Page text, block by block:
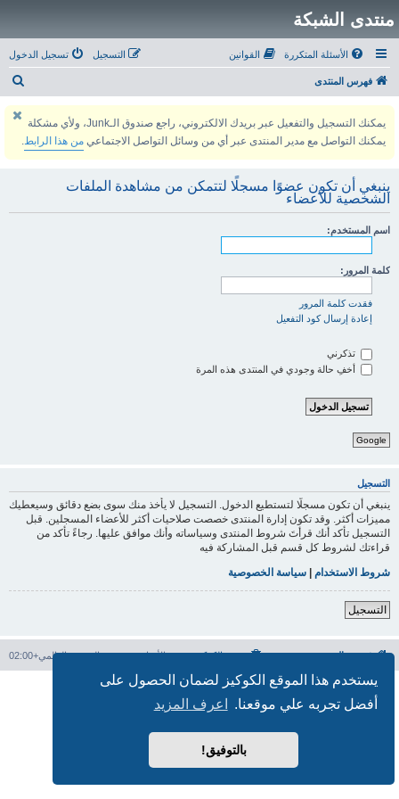
يستخدم هذا الموقع الكوكيز لضمان الحصول على
أفضل تجربه علي موقعنا.
اعرف المزيد
بالتوفيق!
منتدى الشبكة
الأسئلة المتكررة القوانين تسجيل الدخول التسجيل
فهرس المنتدى
يمكنك التسجيل والتفعيل عبر بريدك الالكتروني، راجع صندوق الـJunk، ولأي مشكلة
يمكنك التواصل مع مدير المنتدى عبر أي من وسائل التواصل الاجتماعي من هذا الرابط.
ينبغي أن تكون عضوًا مسجلًا لتتمكن من مشاهدة الملفات
الشخصية للأعضاء
اسم المستخدم:
كلمة المرور:
فقدت كلمة المرور
إعادة إرسال كود التفعيل
تذكرني
أخفِ حالة وجودي في المنتدى هذه المرة
Google
التسجيل
ينبغي أن تكون مسجلًا لتستطيع الدخول. التسجيل لا يأخذ منك سوى بضع دقائق وسيعطيك
مميزات أكثر. وقد تكون إدارة المنتدى خصصت صلاحيات أكثر للأعضاء المسجلين. قبل
التسجيل تأكد أنك قرأتَ شروط المنتدى وسياساته وأنك موافق عليها. رجاءً تأكد من
قراءتك لشروط كل قسم قبل المشاركة فيه
شروط الاستخدام | سياسة الخصوصية
التسجيل
فهرس المنتدى جميع الأوقات تستخدمالتوقيت العالمي+02:00 حذف الكوكيز
بدعم من phpBB
® Forum Software © phpBB Limited
الترجمة برعايةالمنتديات العربية